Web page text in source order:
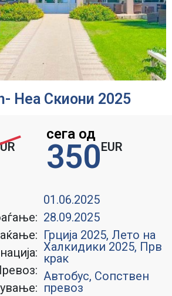
Неа Скиони 2025
сега од
350 EUR
01.06.2025
28.09.2025
Грција 2025, Лето на
Халкидики 2025, Прв
крак
Автобус, Сопствен
превоз